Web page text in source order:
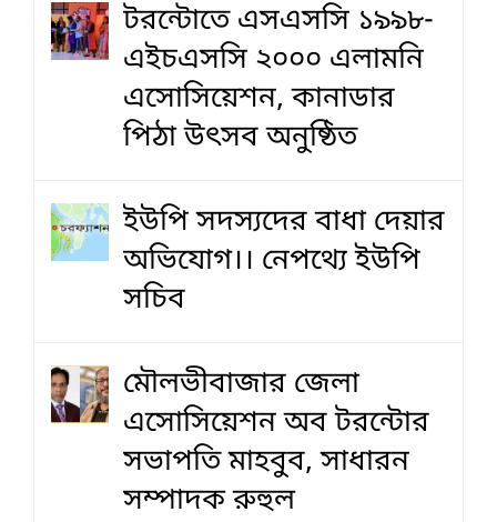
টরন্টোতে এসএসসি ১৯৯৮-
এইচএসসি ২০০০ এলামনি
এসোসিয়েশন, কানাডার
পিঠা উৎসব অনুষ্ঠিত
ইউপি সদস্যদের বাধা দেয়ার
অভিযোগ।। নেপথ্যে ইউপি
সচিব
মৌলভীবাজার জেলা
এসোসিয়েশন অব টরন্টোর
সভাপতি মাহবুব, সাধারন
সম্পাদক রুহুল